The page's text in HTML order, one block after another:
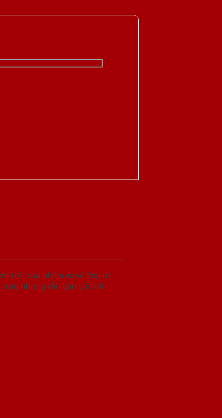
trội của nhôm và vẻ đẹp tự
nhưng vẫn gần gũi với